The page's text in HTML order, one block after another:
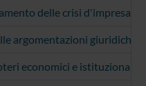
delle crisi d'impresa
argomentazioni
economici e istituzionali